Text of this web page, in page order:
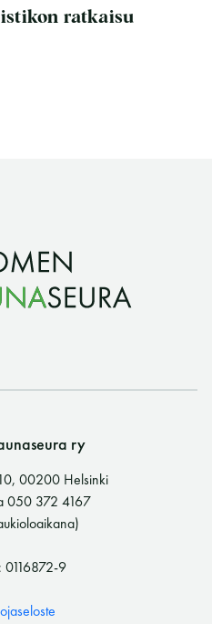
ratkaisu
ry
00200 Helsinki
050 372 4167
0116872-9